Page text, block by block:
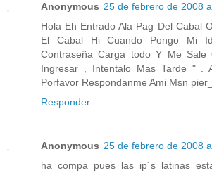
Anonymous 25 de febrero de 2008
Hola Eh Entrado Ala Pag Del Cabal
El Cabal Hi Cuando Pongo Mi
Contraseña Carga todo Y Me
Ingresar , Intentalo Mas Tarde " .
Porfavor Respondanme Ami Msn
Responder
Anonymous 25 de febrero de 2008
ha compa pues las ip´s latinas